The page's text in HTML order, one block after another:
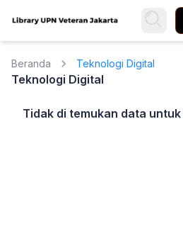
Beranda Teknologi Digital
Teknologi Digital
Tidak di temukan data untuk